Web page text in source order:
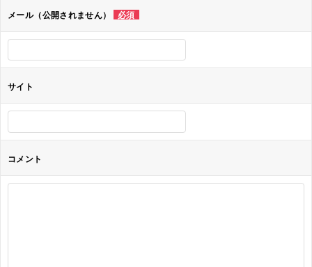
ョ
ン
メール（公開されません） 必須
サイト
コメント